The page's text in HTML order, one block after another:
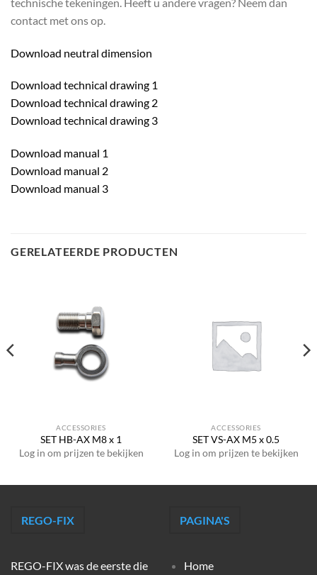
contact met ons op.
Download neutral dimension
Download technical drawing 1
Download technical drawing 2
Download technical drawing 3
Download manual 1
Download manual 2
Download manual 3
GERELATEERDE PRODUCTEN
ACCESSORIES
SET HB-AX M8 x 1
Log in om prijzen te bekijken
ACCESSORIES
SET VS-AX M5 x 0.5
Log in om prijzen te bekijken
REGO-FIX
REGO-FIX was de eerste die
PAGINA'S
Home